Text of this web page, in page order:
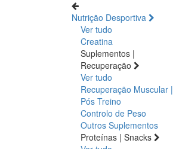
Nutrição Desportiva
Ver tudo
Creatina
Suplementos |
Recuperação
Ver tudo
Recuperação Muscular |
Pós Treino
Controlo de Peso
Outros Suplementos
Proteínas | Snacks